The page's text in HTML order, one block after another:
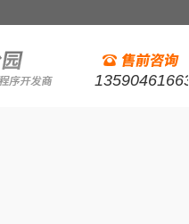
13590461663